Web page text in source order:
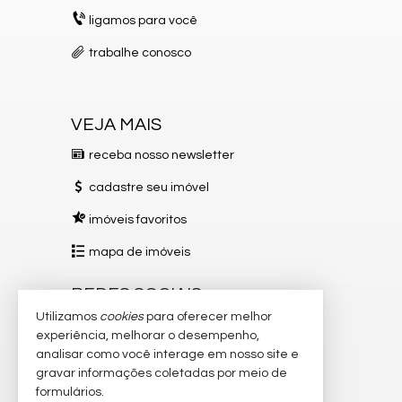
ligamos para você
trabalhe conosco
VEJA MAIS
receba nosso newsletter
cadastre seu imóvel
imóveis favoritos
mapa de imóveis
REDES SOCIAIS
Instagram
Facebook
TikTok
Utilizamos cookiespara oferecer melhor
experiência, melhorar o desempenho,
analisar como você interage em nosso site e
gravar informações coletadas por meio de
formulários.